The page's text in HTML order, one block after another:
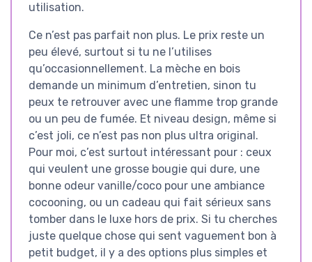
utilisation.
Ce n’est pas parfait non plus. Le prix reste un
peu élevé, surtout si tu ne l’utilises
qu’occasionnellement. La mèche en bois
demande un minimum d’entretien, sinon tu
peux te retrouver avec une flamme trop grande
ou un peu de fumée. Et niveau design, même si
c’est joli, ce n’est pas non plus ultra original.
Pour moi, c’est surtout intéressant pour : ceux
qui veulent une grosse bougie qui dure, une
bonne odeur vanille/coco pour une ambiance
cocooning, ou un cadeau qui fait sérieux sans
tomber dans le luxe hors de prix. Si tu cherches
juste quelque chose qui sent vaguement bon à
petit budget, il y a des options plus simples et